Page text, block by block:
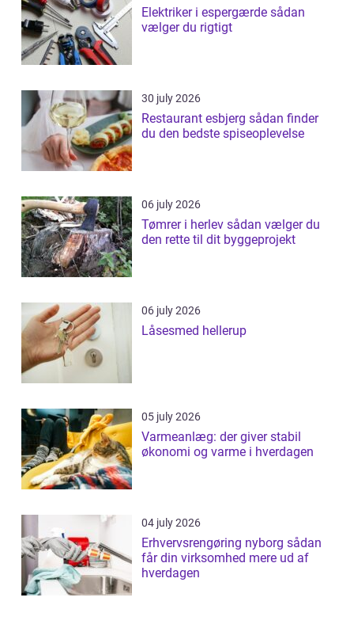
Elektriker i espergærde sådan
vælger du rigtigt
30 july 2026
Restaurant esbjerg sådan finder
du den bedste spiseoplevelse
06 july 2026
Tømrer i herlev sådan vælger du
den rette til dit byggeprojekt
06 july 2026
Låsesmed hellerup
05 july 2026
Varmeanlæg: der giver stabil
økonomi og varme i hverdagen
04 july 2026
Erhvervsrengøring nyborg sådan
får din virksomhed mere ud af
hverdagen